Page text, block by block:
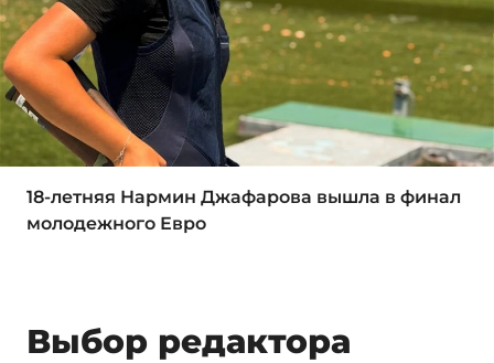
18-летняя Нармин Джафарова вышла в финал
молодежного Евро
Выбор редактора